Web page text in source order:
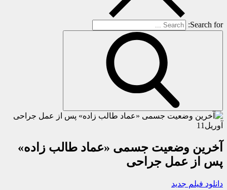
Search for:
آوریل 11
آخرین وضعیت جسمی «عماد طالب زاده»
پس از عمل جراحی
دانلود فیلم جدید